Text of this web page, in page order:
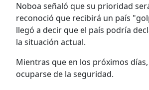
Noboa señaló que su prioridad
reconoció que recibirá un país
llegó a decir que el país podría
la situación actual.
Mientras que en los próximos
ocuparse de la seguridad.